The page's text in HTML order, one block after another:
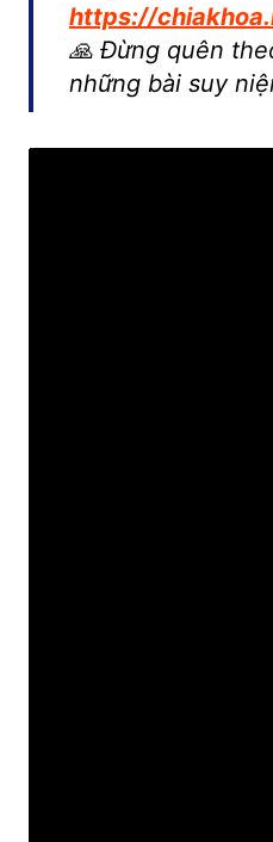
https://
🙏 Đừng quên
những bài suy